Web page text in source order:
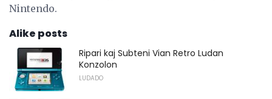
Nintendo.
Alike posts
Ripari kaj Subteni Vian Retro Ludan
Konzolon
LUDADO